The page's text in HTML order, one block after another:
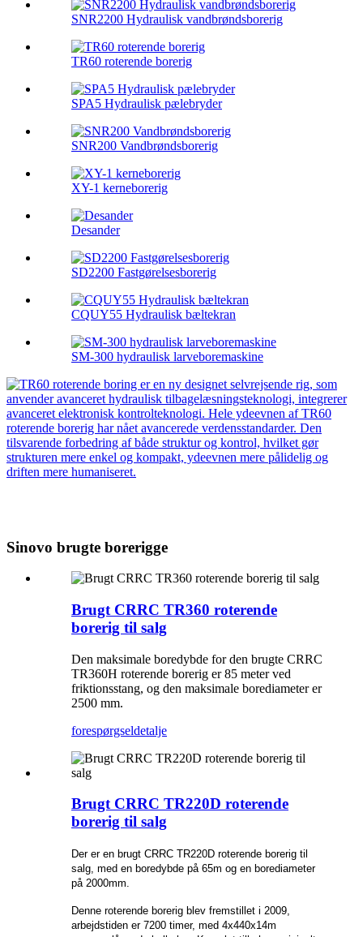
SNR2200 Hydraulisk vandbrøndsborerig
TR60 roterende borerig
SPA5 Hydraulisk pælebryder
SNR200 Vandbrøndsborerig
XY-1 kerneborerig
Desander
SD2200 Fastgørelsesborerig
CQUY55 Hydraulisk bæltekran
SM-300 hydraulisk larveboremaskine
Sinovo brugte borerigge
Brugt CRRC TR360 roterende
borerig til salg
Den maksimale boredybde for den brugte CRRC
TR360H roterende borerig er 85 meter ved
friktionsstang, og den maksimale borediameter er
2500 mm.
forespørgseldetalje
Brugt CRRC TR220D roterende
borerig til salg
Der er en brugt CRRC TR220D roterende borerig til
salg, med en boredybde på 65m og en borediameter
på 2000mm.
Denne roterende borerig blev fremstillet i 2009,
arbejdstiden er 7200 timer, med 4x440x14m